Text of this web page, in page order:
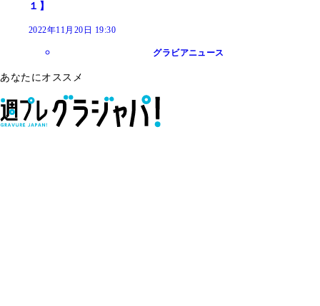
１】
2022年11月20日 19:30
グラビアニュース
あなたにオススメ